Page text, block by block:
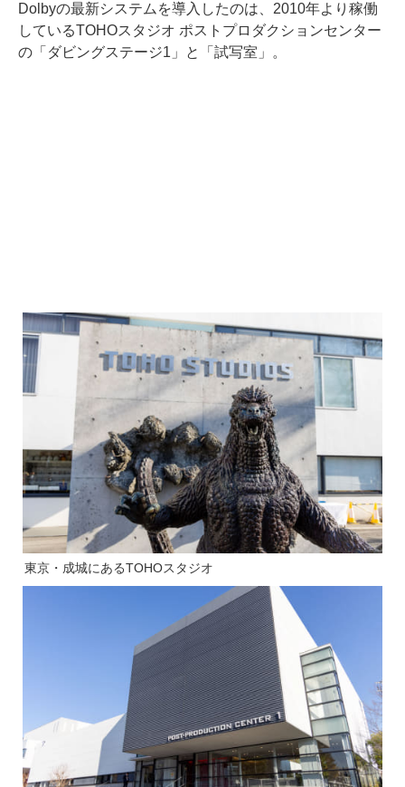
Dolbyの最新システムを導入したのは、2010年より稼働
しているTOHOスタジオ ポストプロダクションセンター
の「ダビングステージ1」と「試写室」。
東京・成城にあるTOHOスタジオ